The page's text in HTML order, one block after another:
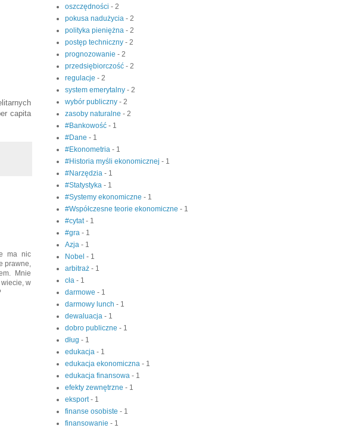
capita
ma nic
prawne,
Mnie
w
oszczędności - 2
pokusa nadużycia - 2
polityka pieniężna - 2
postęp techniczny - 2
prognozowanie - 2
przedsiębiorczość - 2
regulacje - 2
system emerytalny - 2
wybór publiczny - 2
zasoby naturalne - 2
#Bankowość - 1
#Dane - 1
#Ekonometria - 1
#Historia myśli ekonomicznej - 1
#Narzędzia - 1
#Statystyka - 1
#Systemy ekonomiczne - 1
#Współczesne teorie ekonomiczne - 1
#cytat- 1
#gra - 1
Azja - 1
Nobel - 1
arbitraż - 1
cła - 1
darmowe - 1
darmowy lunch - 1
dewaluacja - 1
dobro publiczne - 1
dług - 1
edukacja - 1
edukacja ekonomiczna - 1
edukacja finansowa - 1
efekty zewnętrzne - 1
eksport- 1
finanse osobiste - 1
finansowanie - 1